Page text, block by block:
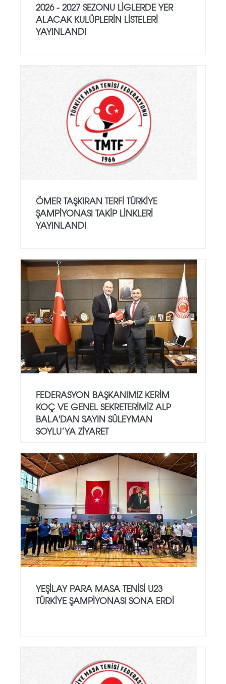
2026 - 2027 SEZONU LIGLERDE YER
ALACAK KULÜPLERIN LISTELERI
YAYINLANDI
ÖMER TAŞKIRAN TERFI TÜRKIYE
ŞAMPIYONASI TAKIP LINKLERI
YAYINLANDI
FEDERASYON BAŞKANIMIZ KERIM
KOÇ VE GENEL SEKRETERIMIZ ALP
BALA'DAN SAYIN SÜLEYMAN
SOYLU’YA ZIYARET
YEŞILAY PARA MASA TENISI U23
TÜRKIYE ŞAMPIYONASI SONA ERDI